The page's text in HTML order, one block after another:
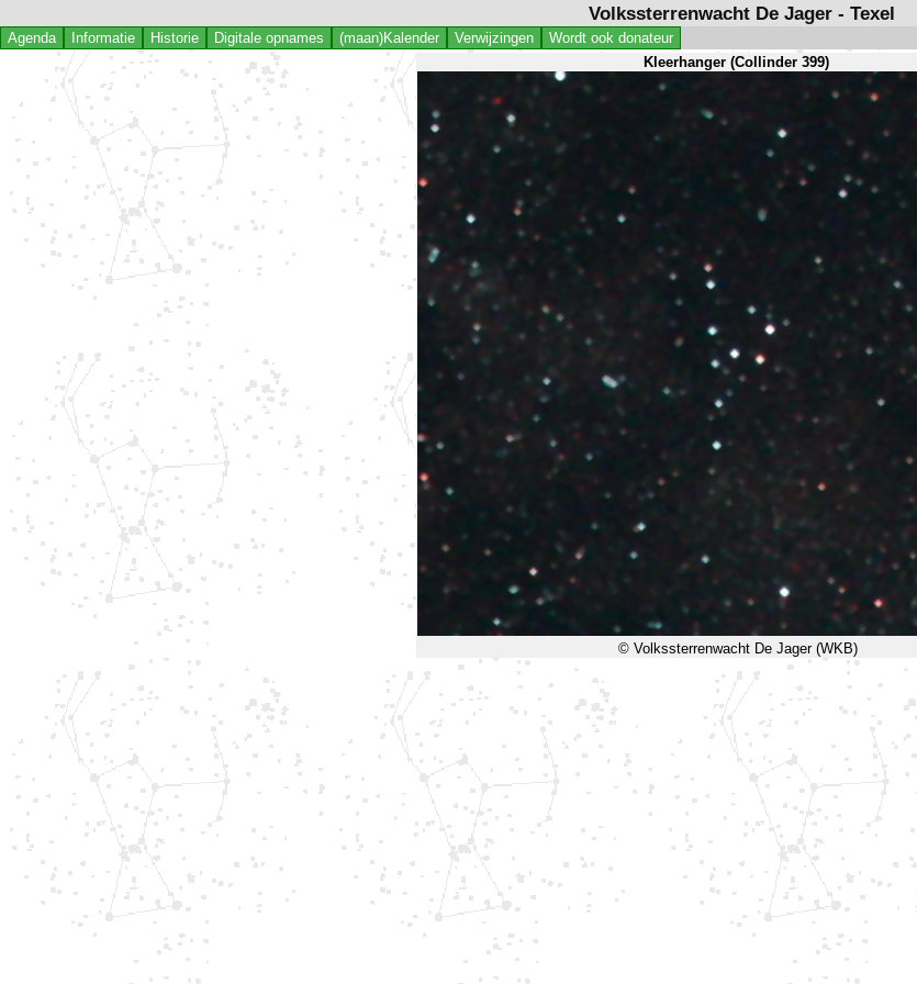
Volkssterrenwacht De Jager - Texel
Agenda Informatie Historie Digitale opnames (maan)Kalender Verwijzingen Wordt ook donateur
Kleerhanger (Collinder 399)
© Volkssterrenwacht De Jager (WKB)